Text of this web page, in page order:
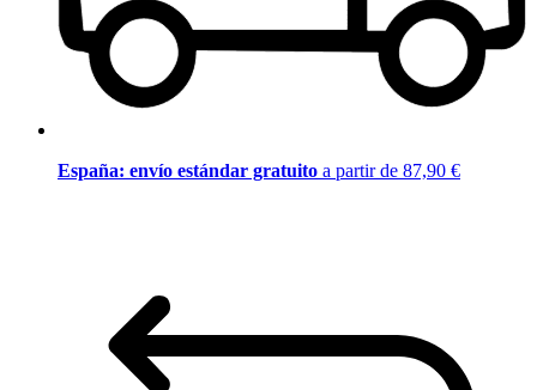
España: envío estándar gratuito a partir de 87,90 €